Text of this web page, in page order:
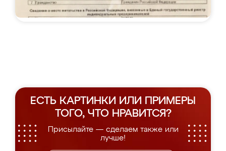
ЕСТЬ КАРТИНКИ ИЛИ ПРИМЕРЫ
ТОГО, ЧТО НРАВИТСЯ?
Присылайте — сделаем также или
лучше!